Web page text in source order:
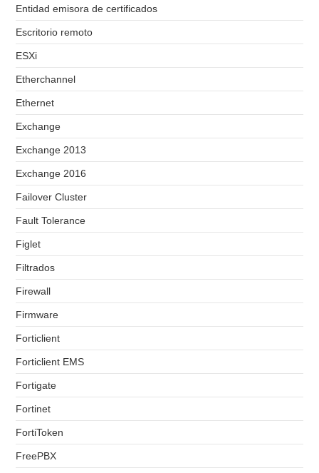
Entidad emisora de certificados
Escritorio remoto
ESXi
Etherchannel
Ethernet
Exchange
Exchange 2013
Exchange 2016
Failover Cluster
Fault Tolerance
Figlet
Filtrados
Firewall
Firmware
Forticlient
Forticlient EMS
Fortigate
Fortinet
FortiToken
FreePBX